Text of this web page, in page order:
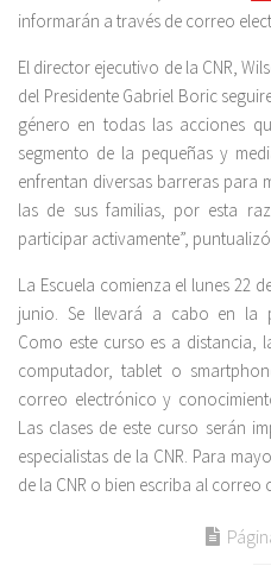
informarán a través de correo
El director ejecutivo de la CNR,
del Presidente Gabriel Boric
género en todas las acciones
segmento de la pequeñas y
enfrentan diversas barreras para
las de sus familias, por esta
participar activamente”,
La Escuela comienza el lunes 22
junio. Se llevará a cabo en la
Como este curso es a distancia,
computador, tablet o
correo electrónico y
Las clases de este curso serán
especialistas de la CNR. Para
de la CNR o bien escriba al correo